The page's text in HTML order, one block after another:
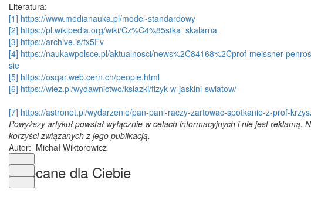
Literatura:
[1] https://www.medianauka.pl/model-standardowy
[2] https://pl.wikipedia.org/wiki/Cz%C4%85stka_skalarna
[3] https://archive.is/fx5Fv
[4] https://naukawpolsce.pl/aktualnosci/news%2C84168%2Cprof-meissner-
sie
[5] https://osqar.web.cern.ch/people.html
[6] https://wiez.pl/wydawnictwo/ksiazki/fizyk-w-jaskini-swiatow/
[7] https://astronet.pl/wydarzenie/pan-pani-raczy-zartowac-spotkanie-z-prof-
Powyższy artykuł powstał wyłącznie w celach informacyjnych i nie jest
korzyści związanych z jego publikacją.
Autor: Michał Wiktorowicz
Polecane dla Ciebie